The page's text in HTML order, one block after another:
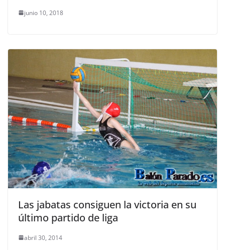
junio 10, 2018
Las jabatas consiguen la victoria en su
último partido de liga
abril 30, 2014